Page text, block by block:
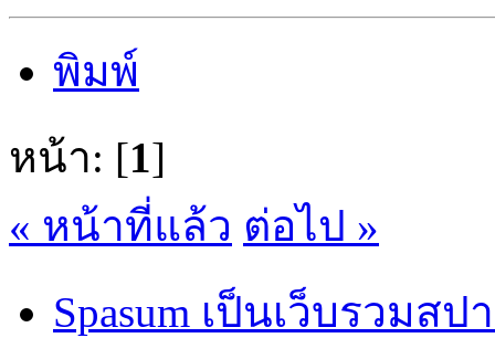
พิมพ์
หน้า: [1]
« หน้าที่แล้ว ต่อไป »
Spasum เป็นเว็บรวม